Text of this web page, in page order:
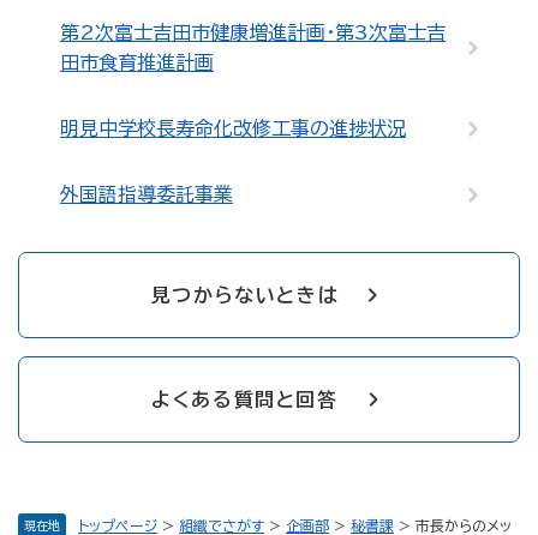
現在地 トップページ > 組織でさがす > 企画部 > 秘書課 > 市長からのメッ
第2次富士吉田市健康増進計画・第3次富士吉
田市食育推進計画
明見中学校長寿命化改修工事の進捗状況
外国語指導委託事業
見つからないときは
よくある質問と回答